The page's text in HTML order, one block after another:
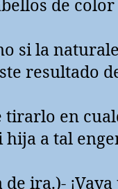
de
si la
resultado
tirarlo en
a tal
de ira.)-